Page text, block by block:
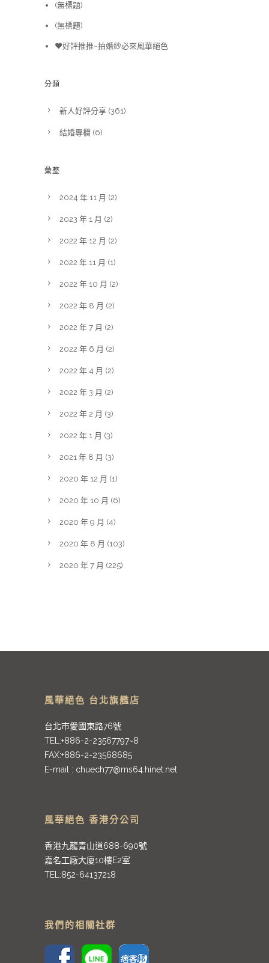
(無標題)
(無標題)
❤️好評推推~拍婚紗必來風華絕色
分類
新人好評分享 (361)
結婚專欄 (6)
彙整
2024 年 11 月 (2)
2023 年 1 月 (2)
2022 年 12 月 (2)
2022 年 11 月 (1)
2022 年 10 月 (2)
2022 年 8 月 (2)
2022 年 7 月 (2)
2022 年 6 月 (2)
2022 年 4 月 (2)
2022 年 3 月 (2)
2022 年 2 月 (3)
2022 年 1 月 (3)
2021 年 8 月 (3)
2020 年 12 月 (1)
2020 年 10 月 (6)
2020 年 9 月 (4)
2020 年 8 月 (103)
2020 年 7 月 (225)
風華絕色 台北旗艦店
台北市愛國東路76號
TEL:+886-2-23567797~8
FAX:+886-2-23568685
E-mail : chuech77@ms64.hinet.net
風華絕色 香港分公司
香港九龍青山道688-690號
嘉名工廠大廈10樓E2室
TEL:852-64137218
我們的相關社群